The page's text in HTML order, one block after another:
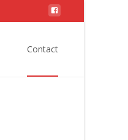
Contact